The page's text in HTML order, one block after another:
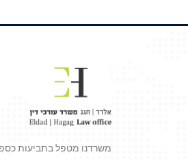
משרדנו מטפל בתביעות